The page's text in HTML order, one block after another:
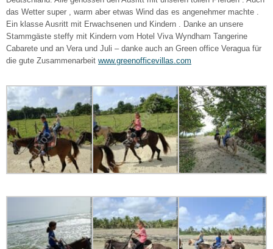
das Wetter super , warm aber etwas Wind das es angenehmer machte .
Ein klasse Ausritt mit Erwachsenen und Kindern . Danke an unsere
Stammgäste steffy mit Kindern vom Hotel Viva Wyndham Tangerine
Cabarete und an Vera und Juli – danke auch an Green office Veragua für
die gute Zusammenarbeit www.greenofficevillas.com